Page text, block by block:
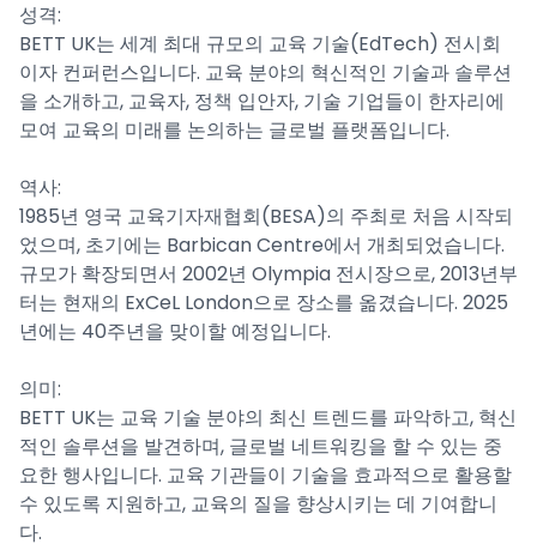
성격:
BETT UK는 세계 최대 규모의 교육 기술(EdTech) 전시회
이자 컨퍼런스입니다. 교육 분야의 혁신적인 기술과 솔루션
을 소개하고, 교육자, 정책 입안자, 기술 기업들이 한자리에
모여 교육의 미래를 논의하는 글로벌 플랫폼입니다.
역사:
1985년 영국 교육기자재협회(BESA)의 주최로 처음 시작되
었으며, 초기에는 Barbican Centre에서 개최되었습니다.
규모가 확장되면서 2002년 Olympia 전시장으로, 2013년부
터는 현재의 ExCeL London으로 장소를 옮겼습니다. 2025
년에는 40주년을 맞이할 예정입니다.
의미:
BETT UK는 교육 기술 분야의 최신 트렌드를 파악하고, 혁신
적인 솔루션을 발견하며, 글로벌 네트워킹을 할 수 있는 중
요한 행사입니다. 교육 기관들이 기술을 효과적으로 활용할
수 있도록 지원하고, 교육의 질을 향상시키는 데 기여합니
다.